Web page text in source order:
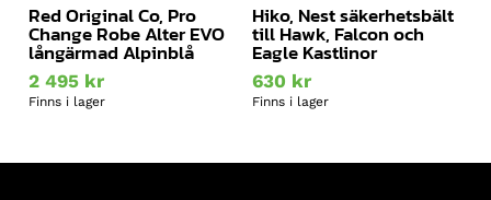
Red Original Co, Pro
Change Robe Alter EVO
långärmad Alpinblå
2 495 kr
Finns i lager
Hiko, Nest säkerhetsbält
till Hawk, Falcon och
Eagle Kastlinor
630 kr
Finns i lager